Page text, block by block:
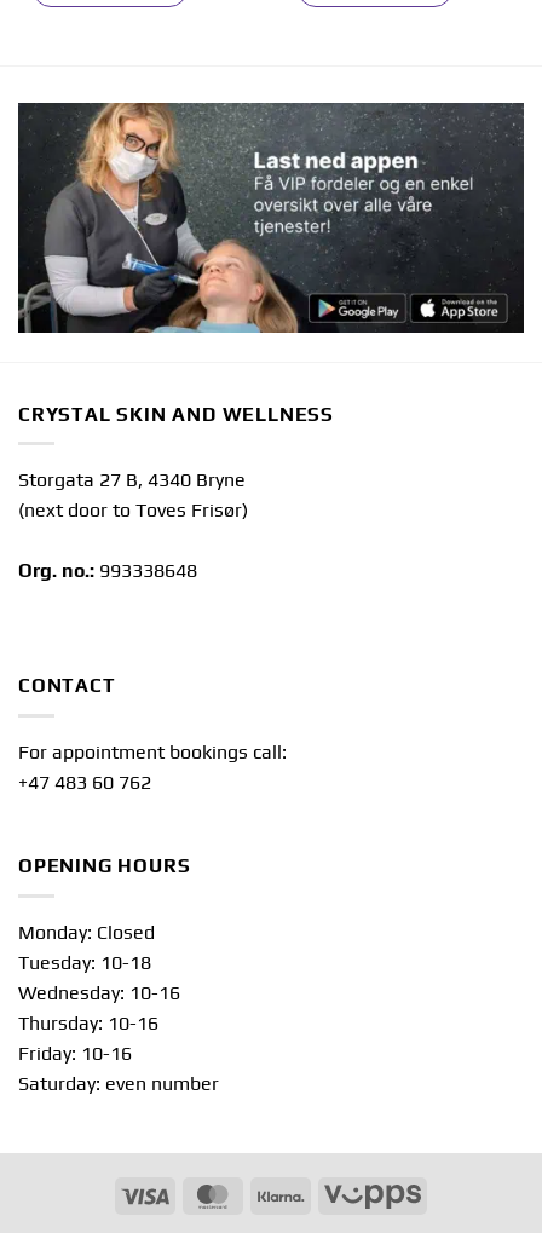
CRYSTAL SKIN AND WELLNESS
Storgata 27 B, 4340 Bryne
(next door to Toves Frisør)
Org. no.: 993338648
CONTACT
For appointment bookings call:
+47 483 60 762
OPENING HOURS
Monday: Closed
Tuesday: 10-18
Wednesday: 10-16
Thursday: 10-16
Friday: 10-16
Saturday: even number
Visa MasterCardKlarna Vipps